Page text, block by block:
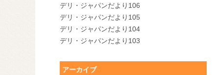
デリ・ジャパンだより106
デリ・ジャパンだより105
デリ・ジャパンだより104
デリ・ジャパンだより103
アーカイブ